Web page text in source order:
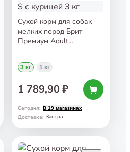
Сухой корм для собак
мелких пород Брит
Премиум Adult
3 кг 1 кг
1 789,90 ₽
Сегодня: В 19 магазинах
Доставка: Завтра